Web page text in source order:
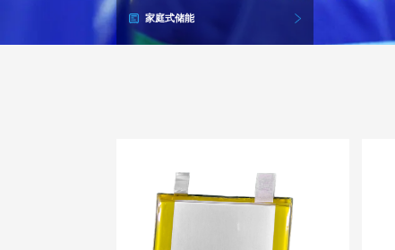
家庭式储能